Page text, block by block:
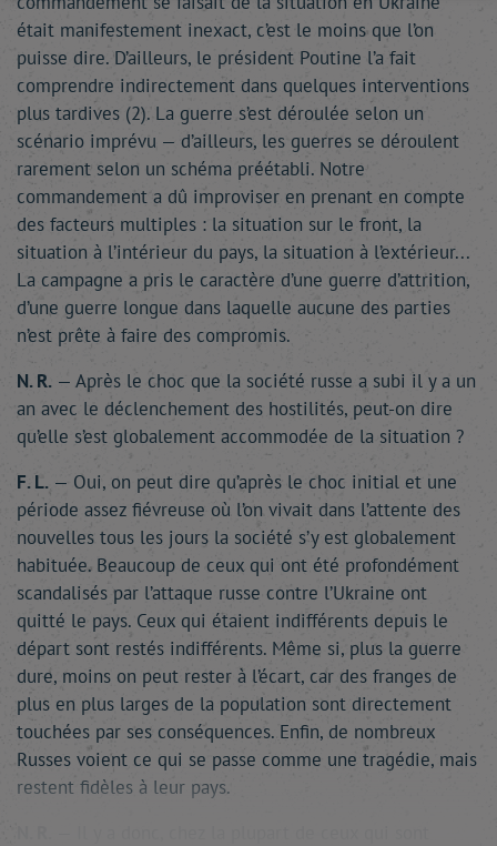
était manifestement inexact, c’est le moins que l’on
puisse dire. D’ailleurs, le président Poutine l’a fait
comprendre indirectement dans quelques interventions
plus tardives (2). La guerre s’est déroulée selon un
scénario imprévu — d’ailleurs, les guerres se déroulent
rarement selon un schéma préétabli. Notre
commandement a dû improviser en prenant en compte
des facteurs multiples : la situation sur le front, la
situation à l’intérieur du pays, la situation à l’extérieur...
La campagne a pris le caractère d’une guerre d’attrition,
d’une guerre longue dans laquelle aucune des parties
n’est prête à faire des compromis.
N. R. — Après le choc que la société russe a subi il y a un
an avec le déclenchement des hostilités, peut-on dire
qu’elle s’est globalement accommodée de la situation ?
F. L. — Oui, on peut dire qu’après le choc initial et une
période assez fiévreuse où l’on vivait dans l’attente des
nouvelles tous les jours la société s’y est globalement
habituée. Beaucoup de ceux qui ont été profondément
scandalisés par l’attaque russe contre l’Ukraine ont
quitté le pays. Ceux qui étaient indifférents depuis le
départ sont restés indifférents. Même si, plus la guerre
dure, moins on peut rester à l’écart, car des franges de
plus en plus larges de la population sont directement
touchées par ses conséquences. Enfin, de nombreux
Russes voient ce qui se passe comme une tragédie, mais
restent fidèles à leur pays.